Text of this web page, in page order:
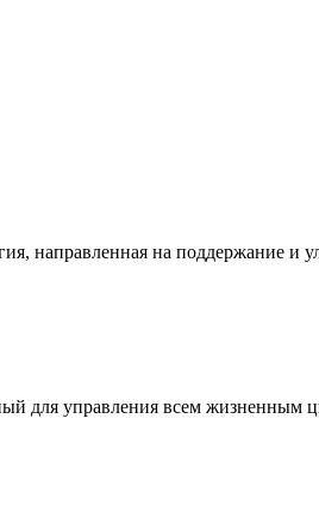
направленная на поддержание и
для управления всем жизненным